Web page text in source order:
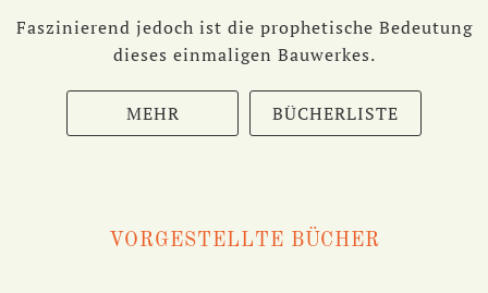
Faszinierend jedoch ist die prophetische Bedeutung
dieses einmaligen Bauwerkes.
MEHR BÜCHERLISTE
VORGESTELLTE BÜCHER